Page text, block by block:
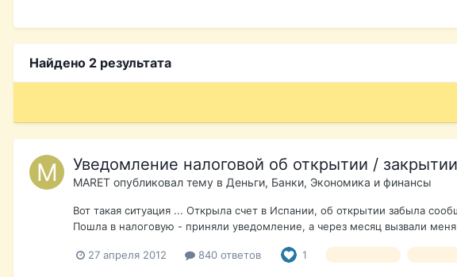
Найдено 2 результата
Уведомление налоговой об открытии /
MARET опубликовал тему в Деньги, Банки, Экономика и финансы
Вот такая ситуация ... Открыла счет в Испании, об открытии забыла
Пошла в налоговую - приняли уведомление, а через месяц вызвали
27 апреля 2012 840 ответов 1